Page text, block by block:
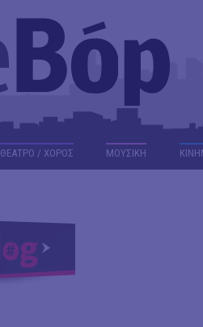
ΘΕΑΤΡΟ / ΧΟΡΟΣ ΜΟΥΣΙΚΗ